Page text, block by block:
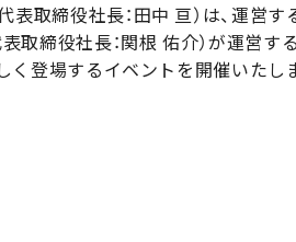
取締役社長：田中 亘）は、運営
取締役社長：関根 佑介）が運営す
登場するイベントを開催いたし